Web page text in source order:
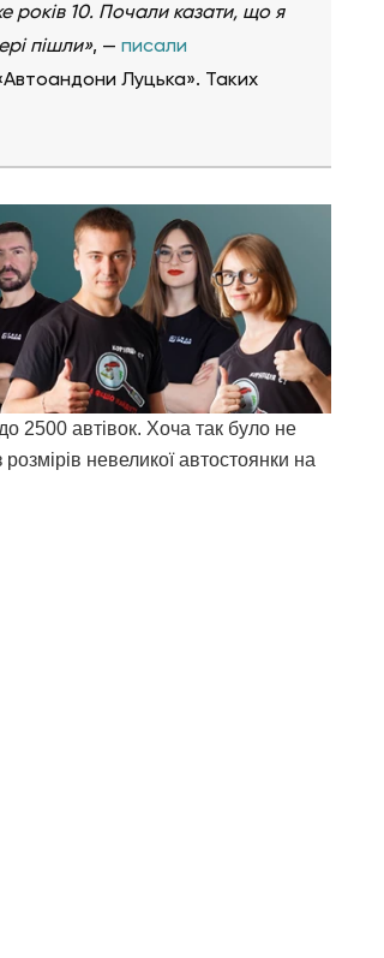
років 10. Почали казати, що я
пішли», — писали
Луцька». Таких
2500 автівок. Хоча так було не
невеликої автостоянки на